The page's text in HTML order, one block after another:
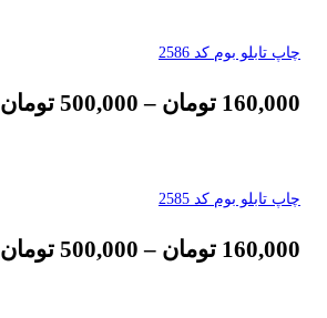
چاپ تابلو بوم کد 2586
160,000 تومان –
500,000 تومان
چاپ تابلو بوم کد 2585
160,000 تومان –
500,000 تومان